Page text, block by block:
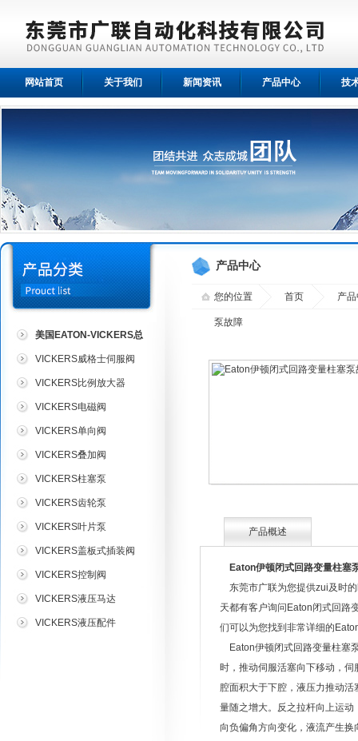
网站首页 关于我们 新闻资讯 产品中心 技
美国EATON-VICKERS总
代理
VICKERS威格士伺服阀
VICKERS比例放大器
VICKERS电磁阀
VICKERS单向阀
VICKERS叠加阀
VICKERS柱塞泵
VICKERS齿轮泵
VICKERS叶片泵
VICKERS盖板式插装阀
VICKERS控制阀
VICKERS液压马达
VICKERS液压配件
产品中心
您的位置 首页 产
泵故障
产品概述
Eaton伊顿闭式回路变量柱塞
东莞市广联为您提供zui及时的
天都有客户询问Eaton闭式回路
们可以为您找到非常详细的
Eaton伊顿闭式回路变量柱塞
时，推动伺服活塞向下移动，
腔面积大于下腔，液压力推动
量随之增大。反之拉杆向上运
向负偏角方向变化，液流产生